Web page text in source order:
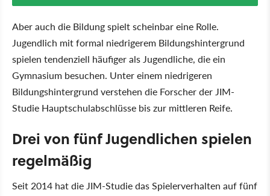
Aber auch die Bildung spielt scheinbar eine Rolle.
Jugendlich mit formal niedrigerem Bildungshintergrund
spielen tendenziell häufiger als Jugendliche, die ein
Gymnasium besuchen. Unter einem niedrigeren
Bildungshintergrund verstehen die Forscher der JIM-
Studie Hauptschulabschlüsse bis zur mittleren Reife.
Drei von fünf Jugendlichen spielen
regelmäßig
Seit 2014 hat die JIM-Studie das Spielerverhalten auf fünf